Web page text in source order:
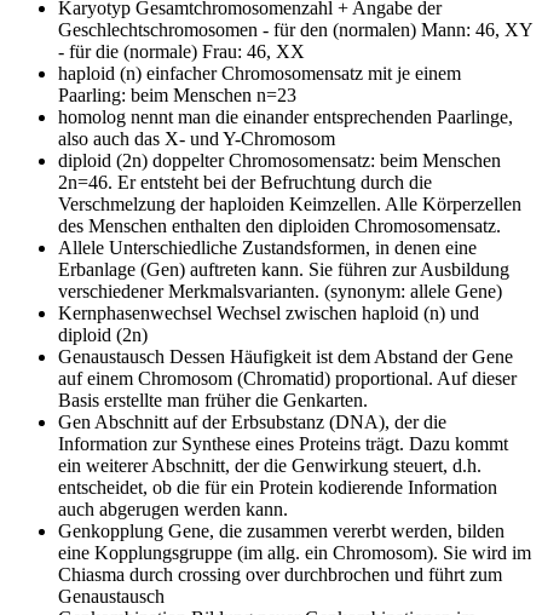
Karyotyp Gesamtchromosomenzahl + Angabe der
Geschlechtschromosomen - für den (normalen) Mann: 46, XY
- für die (normale) Frau: 46, XX
haploid (n) einfacher Chromosomensatz mit je einem
Paarling: beim Menschen n=23
homolog nennt man die einander entsprechenden Paarlinge,
also auch das X- und Y-Chromosom
diploid (2n) doppelter Chromosomensatz: beim Menschen
2n=46. Er entsteht bei der Befruchtung durch die
Verschmelzung der haploiden Keimzellen. Alle Körperzellen
des Menschen enthalten den diploiden Chromosomensatz.
Allele Unterschiedliche Zustandsformen, in denen eine
Erbanlage (Gen) auftreten kann. Sie führen zur Ausbildung
verschiedener Merkmalsvarianten. (synonym: allele Gene)
Kernphasenwechsel Wechsel zwischen haploid (n) und
diploid (2n)
Genaustausch Dessen Häufigkeit ist dem Abstand der Gene
auf einem Chromosom (Chromatid) proportional. Auf dieser
Basis erstellte man früher die Genkarten.
Gen Abschnitt auf der Erbsubstanz (DNA), der die
Information zur Synthese eines Proteins trägt. Dazu kommt
ein weiterer Abschnitt, der die Genwirkung steuert, d.h.
entscheidet, ob die für ein Protein kodierende Information
auch abgerugen werden kann.
Genkopplung Gene, die zusammen vererbt werden, bilden
eine Kopplungsgruppe (im allg. ein Chromosom). Sie wird im
Chiasma durch crossing over durchbrochen und führt zum
Genaustausch